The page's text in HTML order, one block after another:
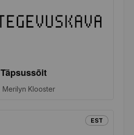
Täpsussõit
Merilyn Klooster
EST